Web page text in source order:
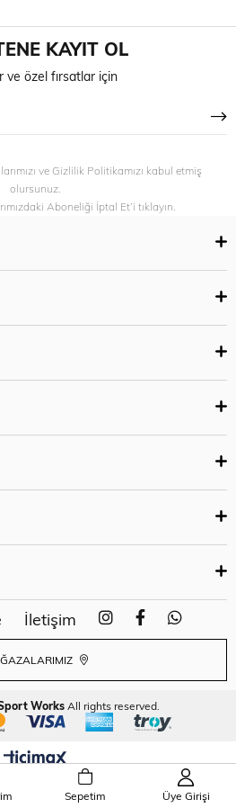
KAYIT OL
ve özel fırsatlar için
ve Gizlilik Politikamızı kabul etmiş
olursunuz.
Aboneliği İptal Et’i tıklayın.
İletişim
Works All rights reserved.
Sepetim Üye Girişi